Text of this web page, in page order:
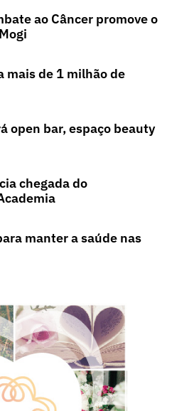
ao Câncer promove o
mais de 1 milhão de
open bar, espaço beauty
chegada do
manter a saúde nas